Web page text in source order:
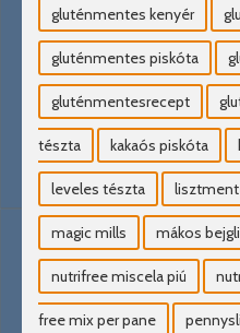
gluténmentes kenyér
gluténmentes piskóta
gluténmentesrecept
tészta kakaós piskóta
leveles tészta
magic mills mákos bejgli
nutrifree miscela piú
free mix per pane